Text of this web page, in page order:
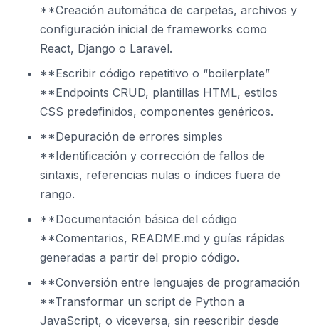
**Creación automática de carpetas, archivos y
configuración inicial de frameworks como
React, Django o Laravel.
**Escribir código repetitivo o “boilerplate”
**Endpoints CRUD, plantillas HTML, estilos
CSS predefinidos, componentes genéricos.
**Depuración de errores simples
**Identificación y corrección de fallos de
sintaxis, referencias nulas o índices fuera de
rango.
**Documentación básica del código
**Comentarios, README.md y guías rápidas
generadas a partir del propio código.
**Conversión entre lenguajes de programación
**Transformar un script de Python a
JavaScript, o viceversa, sin reescribir desde